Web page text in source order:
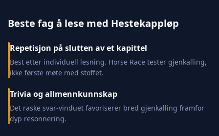
Beste fag å lese med Hestekappløp
Repetisjon på slutten av et kapittel
Best etter individuell lesning. Horse Race tester gjenkalling,
ikke første møte med stoffet.
Trivia og allmennkunnskap
Det raske svar-vinduet favoriserer bred gjenkalling framfor
dyp resonnering.